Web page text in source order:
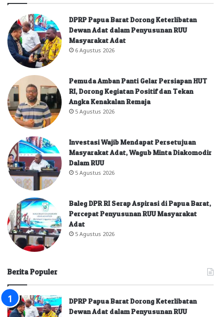
DPRP Papua Barat Dorong Keterlibatan
Dewan Adat dalam Penyusunan RUU
Masyarakat Adat
6 Agustus 2026
Pemuda Amban Panti Gelar Persiapan HUT
RI, Dorong Kegiatan Positif dan Tekan
Angka Kenakalan Remaja
5 Agustus 2026
Investasi Wajib Mendapat Persetujuan
Masyarakat Adat, Wagub Minta Diakomodir
Dalam RUU
5 Agustus 2026
Baleg DPR RI Serap Aspirasi di Papua Barat,
Percepat Penyusunan RUU Masyarakat
Adat
5 Agustus 2026
Berita Populer
DPRP Papua Barat Dorong Keterlibatan
Dewan Adat dalam Penyusunan RUU